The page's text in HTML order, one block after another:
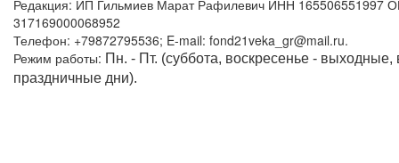
Редакция: ИП Гильмиев Марат Рафилевич ИНН 165506551997
317169000068952
Телефон: +79872795536; E-mail: fond21veka_gr@mail.ru.
Режим работы: Пн. - Пт. (суббота, воскресенье - выходные,
праздничные дни).